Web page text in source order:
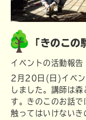
「きのこ
イベントの活動報告
2月20日(日)イベン
しました。講師は
す。きのこのお話で
触ってはいけない